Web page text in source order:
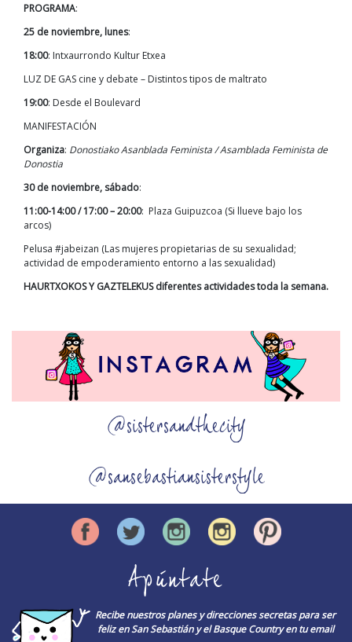
PROGRAMA:
25 de noviembre, lunes:
18:00: Intxaurrondo Kultur Etxea
LUZ DE GAS cine y debate – Distintos tipos de maltrato
19:00: Desde el Boulevard
MANIFESTACIÓN
Organiza: Donostiako Asanblada Feminista / Asamblada Feminista de
Donostia
30 de noviembre, sábado:
11:00-14:00 / 17:00 – 20:00: Plaza Guipuzcoa (Si llueve bajo los
arcos)
Pelusa #jabeizan (Las mujeres propietarias de su sexualidad;
actividad de empoderamiento entorno a las sexualidad)
HAURTXOKOS Y GAZTELEKUS diferentes actividades toda la semana.
@sistersandthecity
@sansebastiansisterstyle
Apúntate
Recibe nuestros planes y direcciones secretas para ser
feliz en San Sebastián y el Basque Country en tu email